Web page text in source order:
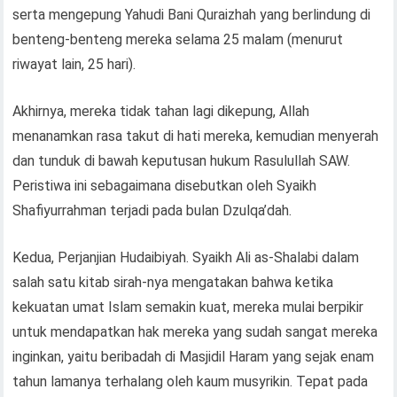
serta mengepung Yahudi Bani Quraizhah yang berlindung di
benteng-benteng mereka selama 25 malam (menurut
riwayat lain, 25 hari).
Akhirnya, mereka tidak tahan lagi dikepung, Allah
menanamkan rasa takut di hati mereka, kemudian menyerah
dan tunduk di bawah keputusan hukum Rasulullah SAW.
Peristiwa ini sebagaimana disebutkan oleh Syaikh
Shafiyurrahman terjadi pada bulan Dzulqa’dah.
Kedua, Perjanjian Hudaibiyah. Syaikh Ali as-Shalabi dalam
salah satu kitab sirah-nya mengatakan bahwa ketika
kekuatan umat Islam semakin kuat, mereka mulai berpikir
untuk mendapatkan hak mereka yang sudah sangat mereka
inginkan, yaitu beribadah di Masjidil Haram yang sejak enam
tahun lamanya terhalang oleh kaum musyrikin. Tepat pada